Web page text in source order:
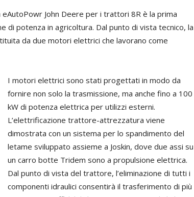
eAutoPowr John Deere per i trattori 8R è la prima
di potenza in agricoltura. Dal punto di vista tecnico, la
da due motori elettrici che lavorano come
I motori elettrici sono stati progettati in modo da
fornire non solo la trasmissione, ma anche fino a 100
kW di potenza elettrica per utilizzi esterni.
L’elettrificazione trattore-attrezzatura viene
dimostrata con un sistema per lo spandimento del
letame sviluppato assieme a Joskin, dove due assi su
un carro botte Tridem sono a propulsione elettrica.
Dal punto di vista del trattore, l’eliminazione di tutti i
componenti idraulici consentirà il trasferimento di più